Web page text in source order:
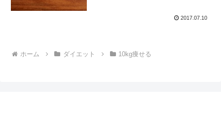
2017.07.10
ホーム ダイエット 10kg痩せる